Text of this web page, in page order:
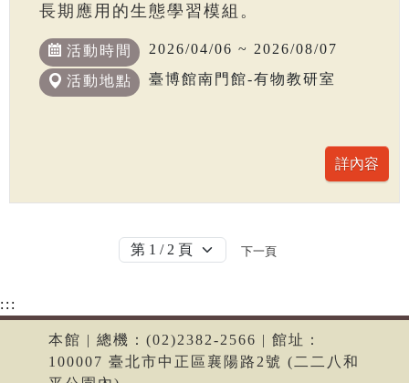
長期應用的生態學習模組。
活動時間 2026/04/06 ~ 2026/08/07
活動地點 臺博館南門館-有物教研室
下一頁
:::
本館 | 總機：(02)2382-2566 | 館址：
100007 臺北市中正區襄陽路2號 (二二八和